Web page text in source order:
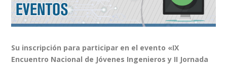
Su inscripción para participar en el evento «IX
Encuentro Nacional de Jóvenes Ingenieros y II Jornada